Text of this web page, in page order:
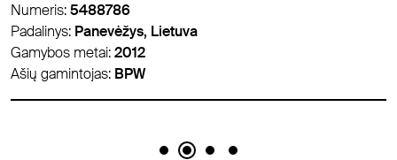
Numeris:5488786
Padalinys: Panevėžys, Lietuva
Gamybos metai:2012
Ašių gamintojas: BPW